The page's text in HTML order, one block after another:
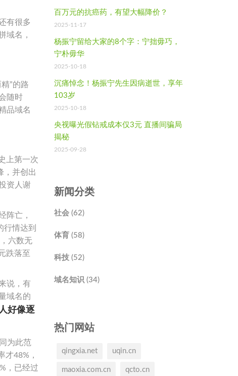
有很多
域名，
”的路
随时
品域名
上第一次
，并创出
资人谢
阵亡，
行情达到
六数无
跌落至
说，有
域名的
好像逐
为此范
48%，
，已经过
百万元的抗癌药，有望大幅降价？
2025-11-17
杨振宁留给大家的8个字：宁拙毋巧，
宁朴毋华
2025-10-18
沉痛悼念！杨振宁先生因病逝世，享年
103岁
2025-10-18
央视曝光假钻戒成本仅3元 直播间骗局
揭秘
2025-09-28
新闻分类
社会 (62)
体育 (58)
科技 (52)
域名知识 (34)
热门网站
qingxia.net uqin.cn
maoxia.com.cn qcto.cn